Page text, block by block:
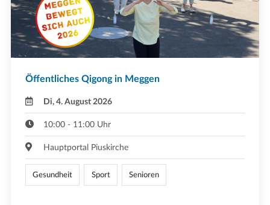
Öffentliches Qigong in Meggen
Di, 4. August 2026
10:00 - 11:00 Uhr
Hauptportal Piuskirche
Gesundheit Sport Senioren